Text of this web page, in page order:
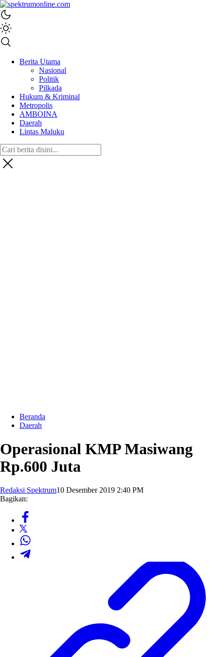
spektrumonline.com
Berita Utama
Nasional
Politik
Pilkada
Hukum & Kriminal
Metropolis
AMBOINA
Daerah
Lintas Maluku
Beranda
Daerah
Operasional KMP Masiwang
Rp.600 Juta
Redaksi Spektrum10 Desember 2019 2:40 PM
Bagikan: